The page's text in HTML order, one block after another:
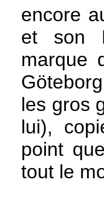
encore
et son
marque
les gros
lui),
point
tout le